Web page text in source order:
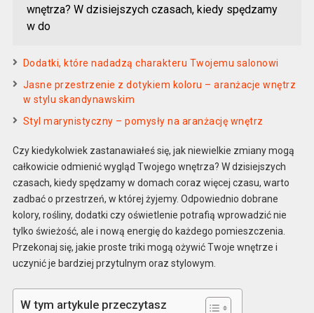
wnętrza? W dzisiejszych czasach, kiedy spędzamy
w do
Dodatki, które nadadzą charakteru Twojemu salonowi
Jasne przestrzenie z dotykiem koloru – aranżacje wnętrz
w stylu skandynawskim
Styl marynistyczny – pomysły na aranżację wnętrz
Czy kiedykolwiek zastanawiałeś się, jak niewielkie zmiany mogą
całkowicie odmienić wygląd Twojego wnętrza? W dzisiejszych
czasach, kiedy spędzamy w domach coraz więcej czasu, warto
zadbać o przestrzeń, w której żyjemy. Odpowiednio dobrane
kolory, rośliny, dodatki czy oświetlenie potrafią wprowadzić nie
tylko świeżość, ale i nową energię do każdego pomieszczenia.
Przekonaj się, jakie proste triki mogą ożywić Twoje wnętrze i
uczynić je bardziej przytulnym oraz stylowym.
W tym artykule przeczytasz